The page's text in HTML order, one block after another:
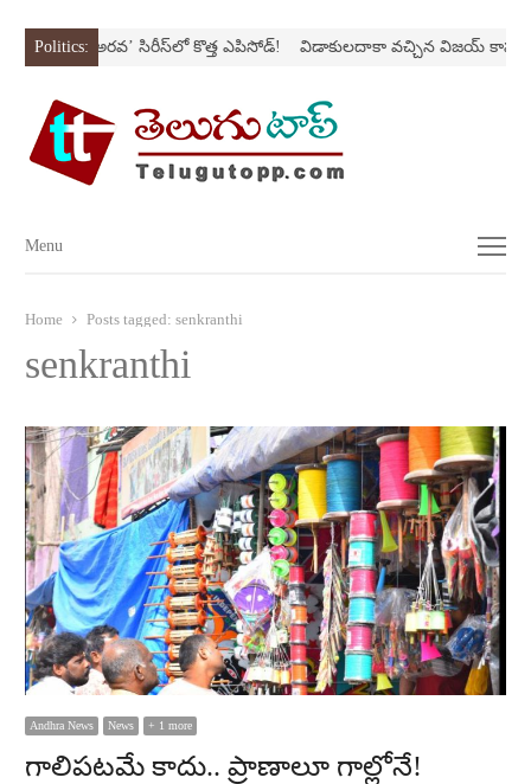
Politics:‘అర‌వ’ సిరీస్‌లో కొత్త ఎపిసోడ్‌! విడాకులదాకా వచ్చిన విజయ్‌ కాపురం
Menu
Menu
Home Posts tagged: senkranthi
senkranthi
Andhra News News + 1 more
గాలిపటమే కాదు.. ప్రాణాలూ గాల్లోనే!